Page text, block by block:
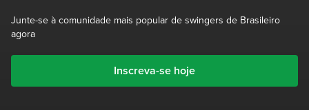
Junte-se à comunidade mais popular de swingers de Brasileiro
agora
Inscreva-se hoje